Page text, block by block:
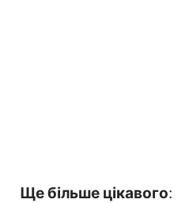
Ще більше цікавого: